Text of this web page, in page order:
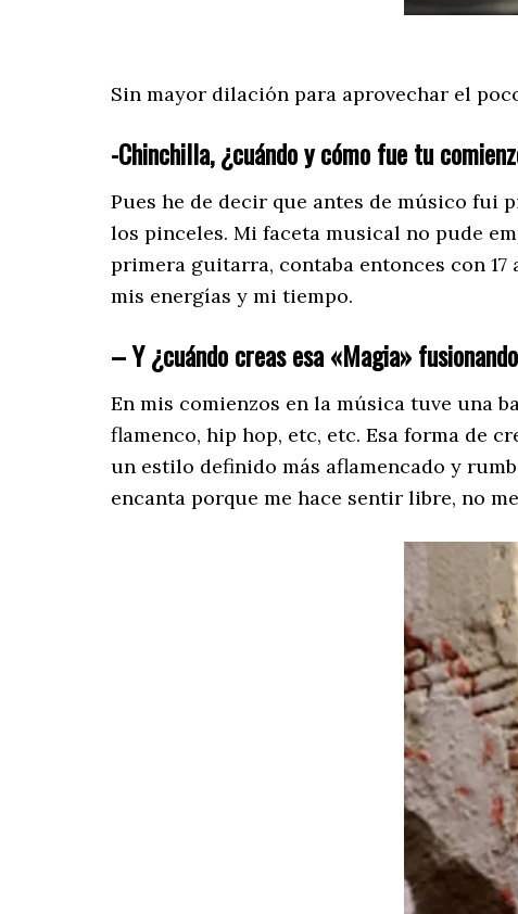
Sin mayor dilación para aprovechar el
-Chinchilla, ¿cuándo y cómo fue tu
Pues he de decir que antes de músico fui
los pinceles. Mi faceta musical no pude
primera guitarra, contaba entonces con
mis energías y mi tiempo.
– Y ¿cuándo creas esa «Magia»
En mis comienzos en la música tuve una
flamenco, hip hop, etc, etc. Esa forma de
un estilo definido más aflamencado y
encanta porque me hace sentir libre, no